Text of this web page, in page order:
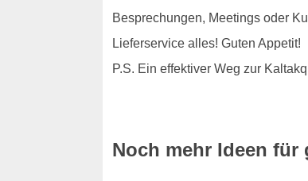
Besprechungen, Meetings oder
Lieferservice alles! Guten Appetit!
P.S. Ein effektiver Weg zur
Noch mehr Ideen